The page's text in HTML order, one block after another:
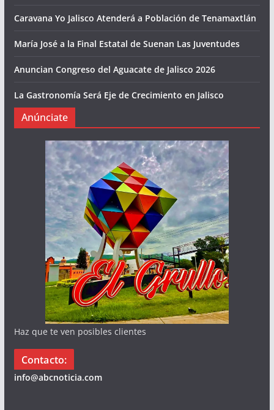
Caravana Yo Jalisco Atenderá a Población de Tenamaxtlán
María José a la Final Estatal de Suenan Las Juventudes
Anuncian Congreso del Aguacate de Jalisco 2026
La Gastronomía Será Eje de Crecimiento en Jalisco
Anúnciate
Haz que te ven posibles clientes
Contacto:
info@abcnoticia.com